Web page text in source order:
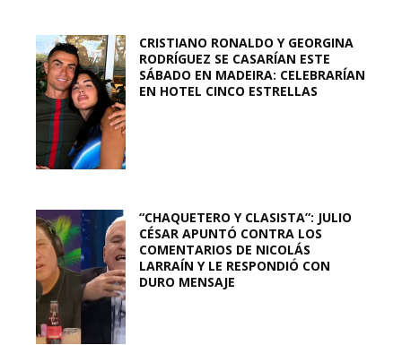
CRISTIANO RONALDO Y GEORGINA
RODRÍGUEZ SE CASARÍAN ESTE
SÁBADO EN MADEIRA: CELEBRARÍAN
EN HOTEL CINCO ESTRELLAS
“CHAQUETERO Y CLASISTA”: JULIO
CÉSAR APUNTÓ CONTRA LOS
COMENTARIOS DE NICOLÁS
LARRAÍN Y LE RESPONDIÓ CON
DURO MENSAJE